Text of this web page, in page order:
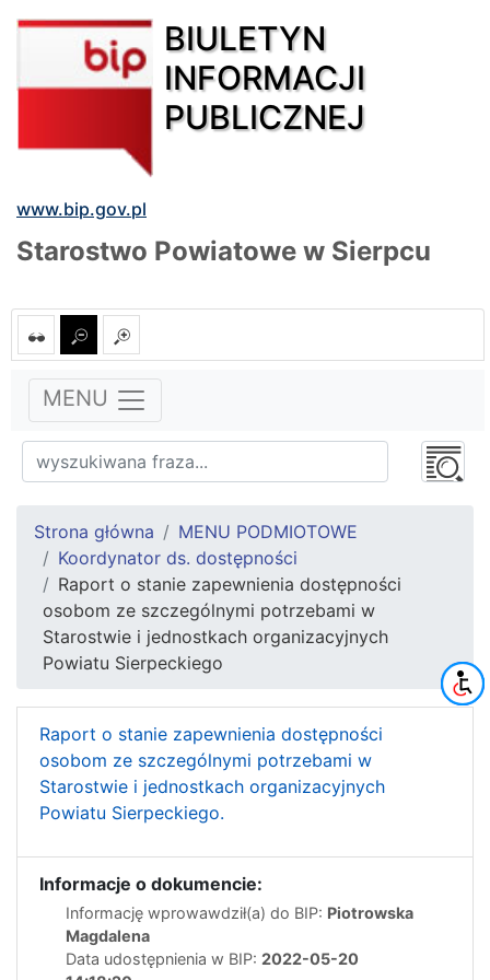
BIULETYN
INFORMACJI
PUBLICZNEJ
www.bip.gov.pl
Starostwo Powiatowe w Sierpcu
MENU
Strona główna
MENU PODMIOTOWE
Koordynator ds. dostępności
Raport o stanie zapewnienia dostępności
osobom ze szczególnymi potrzebami w
Starostwie i jednostkach organizacyjnych
Powiatu Sierpeckiego
Raport o stanie zapewnienia dostępności
osobom ze szczególnymi potrzebami w
Starostwie i jednostkach organizacyjnych
Powiatu Sierpeckiego.
Informacje o dokumencie:
Informację wprowawdził(a) do BIP: Piotrowska
Magdalena
Data udostępnienia w BIP: 2022-05-20